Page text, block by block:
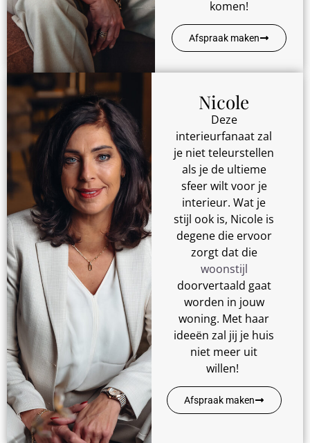
komen!
Afspraak maken
Nicole
Deze
interieurfanaat zal
je niet teleurstellen
als je de ultieme
sfeer wilt voor je
interieur. Wat je
stijl ook is, Nicole is
degene die ervoor
zorgt dat die
woonstijl
doorvertaald gaat
worden in jouw
woning. Met haar
ideeën zal jij je huis
niet meer uit
willen!
Afspraak maken